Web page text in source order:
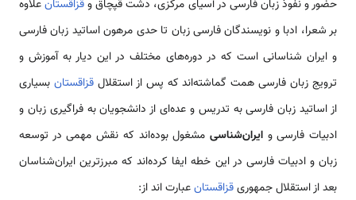
حضور و نفوذ زبان فارسی در آسیای مرکزی، دشت قپچاق وقزاقستانعلاوه
بر شعرا، ادبا و نویسندگان فارسی زبان تا حدی مرهون اساتید زبان فارسی
و ایران شناسانی است که در دوره‌های مختلف در این دیار به آموزش و
ترویج زبان فارسی همت گماشته‌اند که پس از استقلالقزاقستان بسیاری
از اساتید زبان فارسی به تدریس و عده‌ای از دانشجویان به فراگیری زبان و
ادبیات فارسی وایران‌شناسی مشغول بوده‌اند که نقش مهمی در توسعه
زبان و ادبیات فارسی در این خطه ایفا کرده‌اند که مبرزترین ایران‌شناسان
بعد از استقلال جمهوریقزاقستانعبارت اند از: